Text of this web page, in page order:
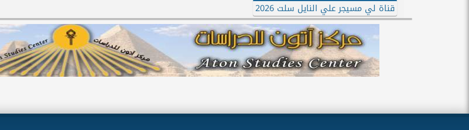
قناة لي مسيجر علي النايل سلت 2026